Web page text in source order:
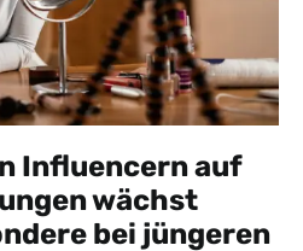
Influencern auf
wächst
bei jüngeren